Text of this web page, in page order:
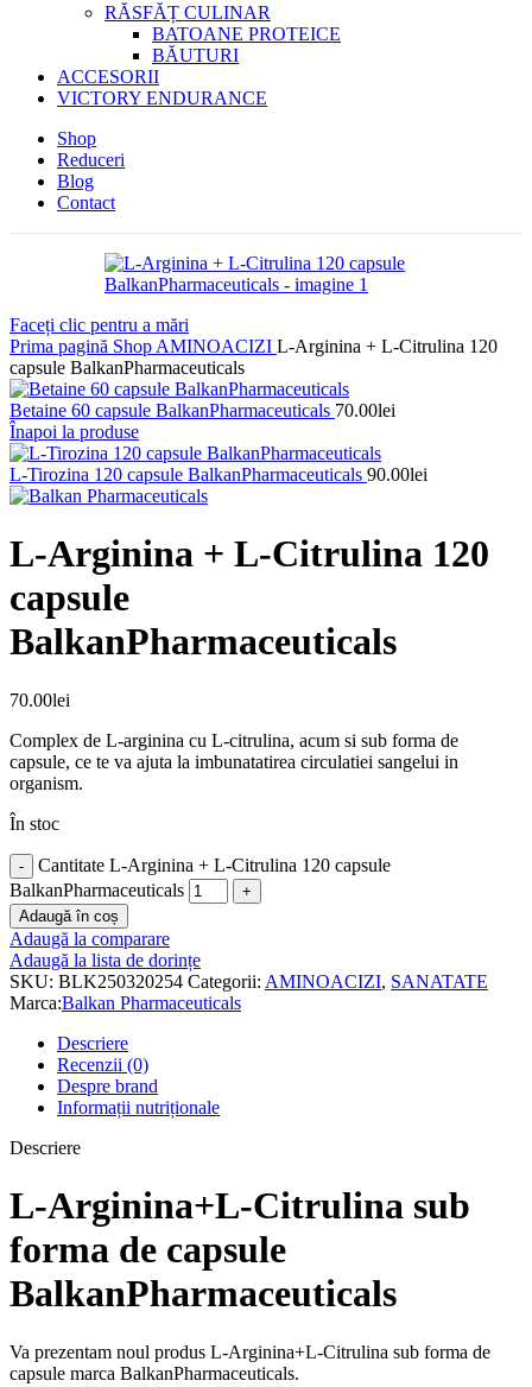
RĂSFĂȚ CULINAR
BATOANE PROTEICE
BĂUTURI
ACCESORII
VICTORY ENDURANCE
Shop
Reduceri
Blog
Contact
Faceți clic pentru a mări
Prima pagină Shop AMINOACIZI L-Arginina + L-Citrulina 120
capsule BalkanPharmaceuticals
Betaine 60 capsule BalkanPharmaceuticals 70.00lei
Înapoi la produse
L-Tirozina 120 capsule BalkanPharmaceuticals 90.00lei
L-Arginina + L-Citrulina 120
capsule
BalkanPharmaceuticals
70.00lei
Complex de L-arginina cu L-citrulina, acum si sub forma de
capsule, ce te va ajuta la imbunatatirea circulatiei sangelui in
organism.
În stoc
Cantitate L-Arginina + L-Citrulina 120 capsule
BalkanPharmaceuticals
Adaugă în coș
Adaugă la comparare
Adaugă la lista de dorințe
SKU: BLK250320254 Categorii: AMINOACIZI, SANATATE
Marca:Balkan Pharmaceuticals
Descriere
Recenzii (0)
Despre brand
Informații nutriționale
Descriere
L-Arginina+L-Citrulina sub
forma de capsule
BalkanPharmaceuticals
Va prezentam noul produs L-Arginina+L-Citrulina sub forma de
capsule marca BalkanPharmaceuticals.